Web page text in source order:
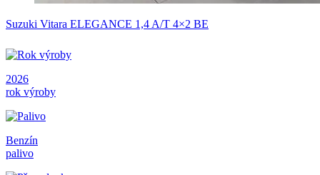
Suzuki Vitara ELEGANCE 1,4 A/T 4×2 BE
2026
rok výroby
Benzín
palivo